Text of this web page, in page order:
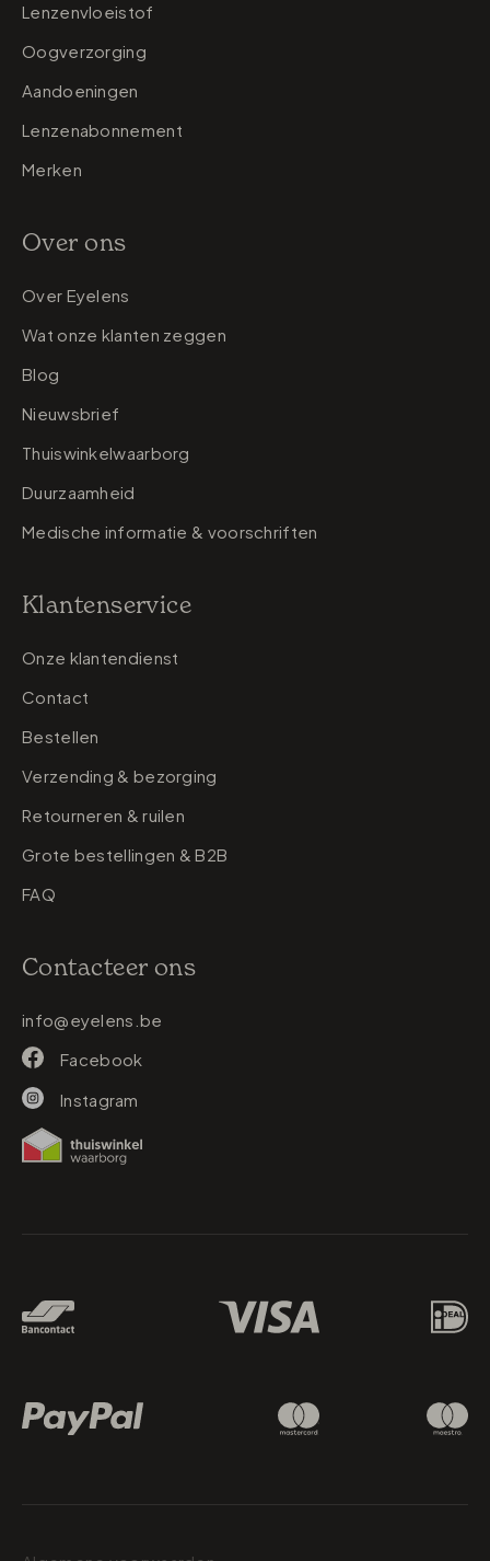
Lenzenvloeistof
Oogverzorging
Aandoeningen
Lenzenabonnement
Merken
Over ons
Over Eyelens
Wat onze klanten zeggen
Blog
Nieuwsbrief
Thuiswinkelwaarborg
Duurzaamheid
Medische informatie & voorschriften
Klantenservice
Onze klantendienst
Contact
Bestellen
Verzending & bezorging
Retourneren & ruilen
Grote bestellingen & B2B
FAQ
Contacteer ons
info@eyelens.be
Facebook
Instagram